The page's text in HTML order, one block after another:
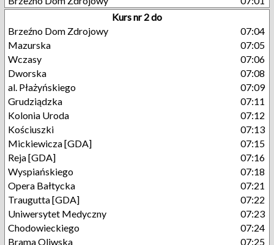
Kurs nr 2 do
Brzeźno Dom Zdrojowy
07:04
Mazurska
07:05
Wczasy
07:06
Dworska
07:08
al. Płażyńskiego
07:09
Grudziądzka
07:11
Kolonia Uroda
07:12
Kościuszki
07:13
Mickiewicza [GDA]
07:15
Reja [GDA]
07:16
Wyspiańskiego
07:18
Opera Bałtycka
07:21
Traugutta [GDA]
07:22
Uniwersytet Medyczny
07:23
Chodowieckiego
07:24
Brama Oliwska
07:25